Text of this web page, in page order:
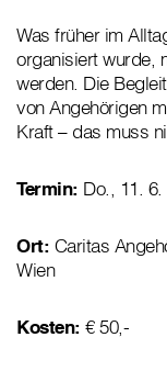
Was früher im
organisiert wurde,
werden. Die
von Angehörigen
Kraft – das muss
Termin: Do., 11.
Ort: Caritas
Wien
Kosten: € 50,-